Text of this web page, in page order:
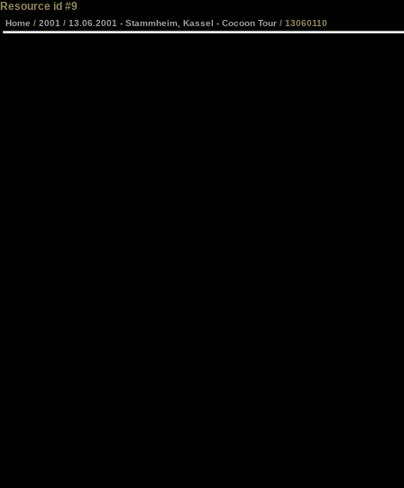
Resource id #9
Home / 2001 / 13.06.2001 - Stammheim, Kassel - Cocoon Tour / 13060110